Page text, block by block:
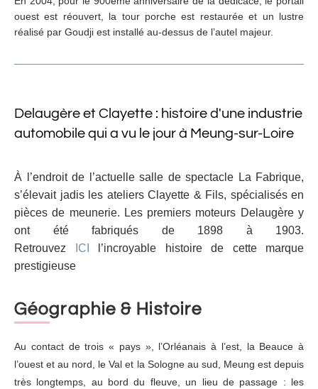
ouest est réouvert, la tour porche est restaurée et un lustre
réalisé par Goudji est installé au-dessus de l’autel majeur.
Delaugère et Clayette : histoire d'une industrie
automobile qui a vu le jour à Meung-sur-Loire
À l’endroit de l’actuelle salle de spectacle La Fabrique,
s’élevait jadis les ateliers Clayette & Fils, spécialisés en
pièces de meunerie. Les premiers moteurs Delaugère y
ont été fabriqués de 1898 à 1903.
Retrouvez
ICI
l’incroyable histoire de cette marque
prestigieuse
Géographie & Histoire
Au contact de trois « pays », l’Orléanais à l’est, la Beauce à
l’ouest et au nord, le Val et la Sologne au sud, Meung est depuis
très longtemps, au bord du fleuve, un lieu de passage : les